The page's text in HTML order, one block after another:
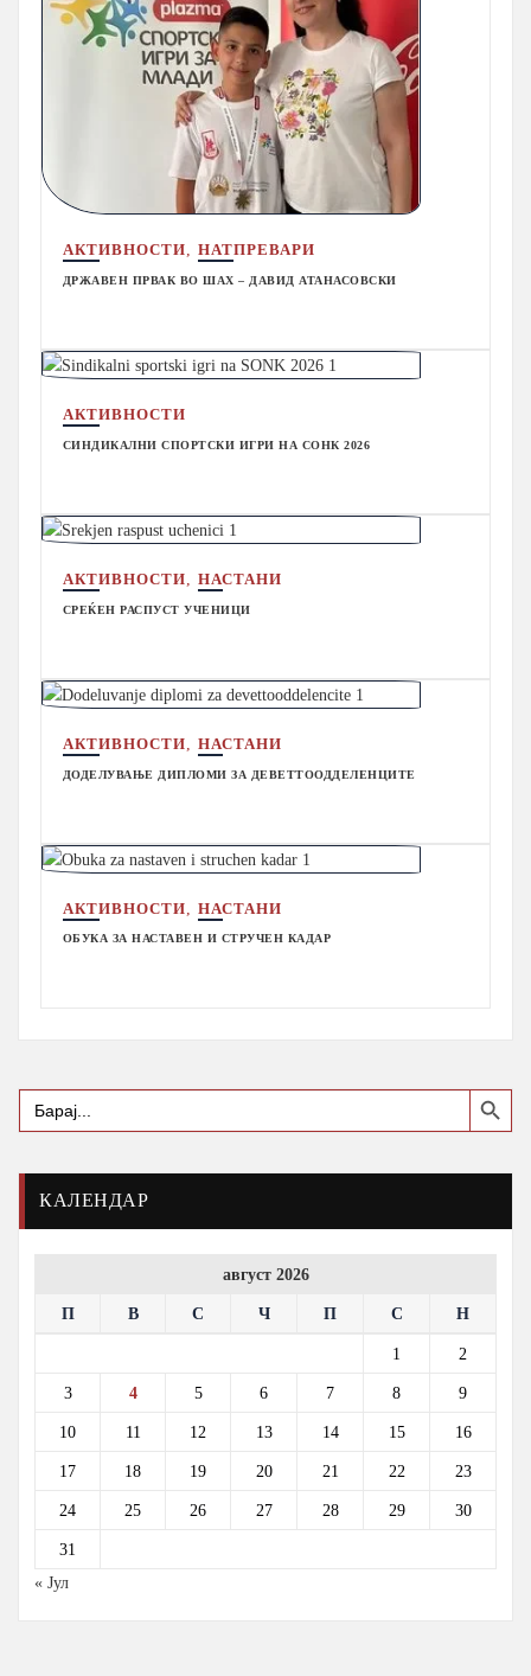
АКТИВНОСТИ, НАТПРЕВАРИ
ДРЖАВЕН ПРВАК ВО ШАХ – ДАВИД АТАНАСОВСКИ
АКТИВНОСТИ
СИНДИКАЛНИ СПОРТСКИ ИГРИ НА СОНК 2026
АКТИВНОСТИ НАСТАНИ
СРЕЌЕН РАСПУСТ УЧЕНИЦИ
АКТИВНОСТИ НАСТАНИ
ДОДЕЛУВАЊЕ ДИПЛОМИ ЗА ДЕВЕТТООДДЕЛЕНЦИТЕ
АКТИВНОСТИ НАСТАНИ
ОБУКА ЗА НАСТАВЕН И СТРУЧЕН КАДАР
Search
for:
Search Button
КАЛЕНДАР
август 2026
П В С Ч П С Н
1 2
3 4 5 6 7 8 9
10 11 12 13 14 15 16
17 18 19 20 21 22 23
24 25 26 27 28 29 30
31
« Јул